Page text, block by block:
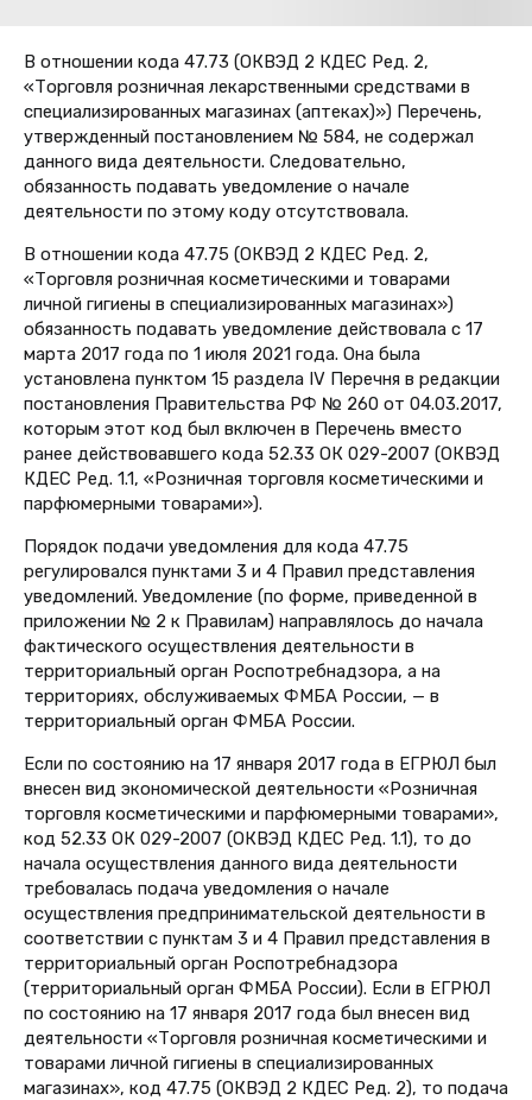
В отношении кода 47.73 (ОКВЭД 2 КДЕС Ред. 2,
«Торговля розничная лекарственными средствами в
специализированных магазинах (аптеках)») Перечень,
утвержденный постановлением № 584, не содержал
данного вида деятельности. Следовательно,
обязанность подавать уведомление о начале
деятельности по этому коду отсутствовала.
В отношении кода 47.75 (ОКВЭД 2 КДЕС Ред. 2,
«Торговля розничная косметическими и товарами
личной гигиены в специализированных магазинах»)
обязанность подавать уведомление действовала с 17
марта 2017 года по 1 июля 2021 года. Она была
установлена пунктом 15 раздела IV Перечня в редакции
постановления Правительства РФ № 260 от 04.03.2017,
которым этот код был включен в Перечень вместо
ранее действовавшего кода 52.33 ОК 029-2007 (ОКВЭД
КДЕС Ред. 1.1, «Розничная торговля косметическими и
парфюмерными товарами»).
Порядок подачи уведомления для кода 47.75
регулировался пунктами 3 и 4 Правил представления
уведомлений. Уведомление (по форме, приведенной в
приложении № 2 к Правилам) направлялось до начала
фактического осуществления деятельности в
территориальный орган Роспотребнадзора, а на
территориях, обслуживаемых ФМБА России, — в
территориальный орган ФМБА России.
Если по состоянию на 17 января 2017 года в ЕГРЮЛ был
внесен вид экономической деятельности «Розничная
торговля косметическими и парфюмерными товарами»,
код 52.33 ОК 029-2007 (ОКВЭД КДЕС Ред. 1.1), то до
начала осуществления данного вида деятельности
требовалась подача уведомления о начале
осуществления предпринимательской деятельности в
соответствии с пунктам 3 и 4 Правил представления в
территориальный орган Роспотребнадзора
(территориальный орган ФМБА России). Если в ЕГРЮЛ
по состоянию на 17 января 2017 года был внесен вид
деятельности «Торговля розничная косметическими и
товарами личной гигиены в специализированных
магазинах», код 47.75 (ОКВЭД 2 КДЕС Ред. 2), то подача